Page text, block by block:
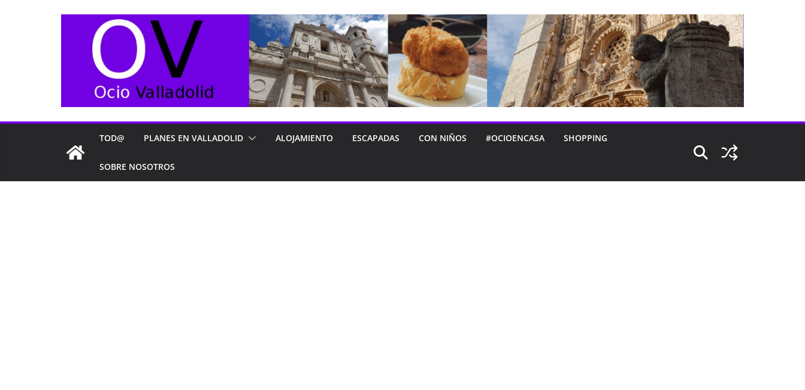
TOD@ PLANES EN VALLADOLID ALOJAMIENTO ESCAPADAS CON NIÑOS #OCIOENCASA SHOPPING
SOBRE NOSOTROS